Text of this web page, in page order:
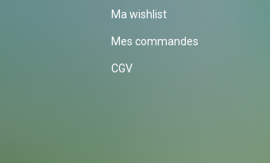
Ma wishlist
Mes commandes
CGV